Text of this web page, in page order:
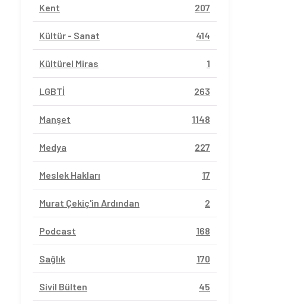
Kent 207
Kültür - Sanat 414
Kültürel Miras 1
LGBTİ 263
Manşet 1148
Medya 227
Meslek Hakları 17
Murat Çekiç'in Ardından 2
Podcast 168
Sağlık 170
Sivil Bülten 45